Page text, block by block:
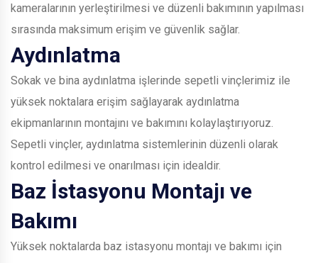
kameralarının yerleştirilmesi ve düzenli bakımının yapılması
sırasında maksimum erişim ve güvenlik sağlar.
Aydınlatma
Sokak ve bina aydınlatma işlerinde sepetli vinçlerimiz ile
yüksek noktalara erişim sağlayarak aydınlatma
ekipmanlarının montajını ve bakımını kolaylaştırıyoruz.
Sepetli vinçler, aydınlatma sistemlerinin düzenli olarak
kontrol edilmesi ve onarılması için idealdir.
Baz İstasyonu Montajı ve
Bakımı
Yüksek noktalarda baz istasyonu montajı ve bakımı için